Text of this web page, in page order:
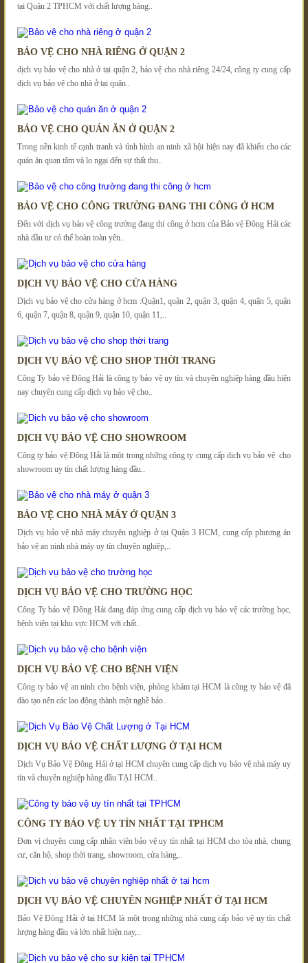
tại Quận 2 TPHCM với chất lượng hàng..
BẢO VỆ CHO NHÀ RIÊNG Ở QUẬN 2
dịch vụ bảo vệ cho nhà ở tại quận 2, bảo vệ cho nhà riêng 24/24, công ty cung cấp
dịch vụ bảo vệ cho nhà ở tại quận..
BẢO VỆ CHO QUÁN ĂN Ở QUẬN 2
Trong nền kinh tế cạnh tranh và tình hình an ninh xã hội hiện nay đã khiến cho các
quán ăn quan tâm và lo ngại đến sự thất thu..
BẢO VỆ CHO CÔNG TRƯỜNG ĐANG THI CÔNG Ở HCM
Đến với dịch vụ bảo vệ công trường đang thi công ở hcm của Bảo vệ Đông Hải các
nhà đầu tư có thể hoàn toàn yên..
DỊCH VỤ BẢO VỆ CHO CỬA HÀNG
Dịch vụ bảo vệ cho cửa hàng ở hcm :Quận1, quận 2, quận 3, quận 4, quận 5, quận
6, quận 7, quận 8, quận 9, quận 10, quận 11,..
DỊCH VỤ BẢO VỆ CHO SHOP THỜI TRANG
Công Ty bảo vệ Đông Hải là công ty bảo vệ uy tín và chuyên nghiệp hàng đầu hiện
nay chuyên cung cấp dịch vụ bảo vệ cho..
DỊCH VỤ BẢO VỆ CHO SHOWROOM
Công ty bảo vệ Đông Hải là một trong những công ty cung cấp dịch vụ bảo vệ cho
showroom uy tín chất lượng hàng đầu..
BẢO VỆ CHO NHÀ MÁY Ở QUẬN 3
Dịch vụ bảo vệ nhà máy chuyên nghiệp ở tại Quận 3 HCM, cung cấp phương án
bảo vệ an ninh nhà máy uy tín chuyên nghiệp,..
DỊCH VỤ BẢO VỆ CHO TRƯỜNG HỌC
Công Ty bảo vệ Đông Hải đang đáp ứng cung cấp dịch vụ bảo vệ các trường học,
bệnh viện tại khu vực HCM với chất..
DỊCH VỤ BẢO VỆ CHO BỆNH VIỆN
Công ty bảo vệ an ninh cho bệnh viện, phòng khám tại HCM là công ty bảo vệ đã
đào tạo nên các lao động thành một nghề bảo..
DỊCH VỤ BẢO VỆ CHẤT LƯỢNG Ở TẠI HCM
Dịch Vụ Bảo Vệ Đông Hải ở tại HCM chuyên cung cấp dịch vụ bảo vệ nhà máy uy
tín và chuyên nghiệp hàng đầu TẠI HCM..
CÔNG TY BẢO VỆ UY TÍN NHẤT TẠI TPHCM
Đơn vị chuyên cung cấp nhân viên bảo vệ uy tín nhất tại HCM cho tòa nhà, chung
cư, căn hộ, shop thời trang, showroom, cửa hàng,..
DỊCH VỤ BẢO VỆ CHUYÊN NGHIỆP NHẤT Ở TẠI HCM
Bảo Vệ Đông Hải ở tại HCM là một trong những nhà cung cấp bảo vệ uy tín chất
lượng hàng đầu và lớn nhất hiện nay,..